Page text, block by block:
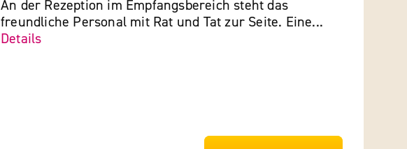
An der Rezeption im Empfangsbereich steht das
freundliche Personal mit Rat und Tat zur Seite. Eine...
Details